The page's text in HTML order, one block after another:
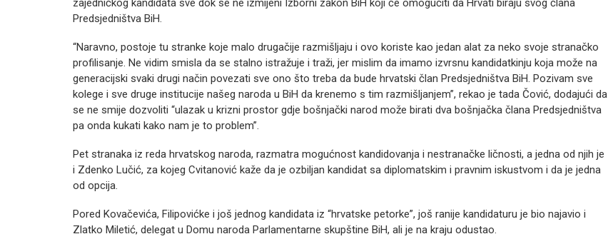
zajedničkog kandidata sve dok se ne izmijeni Izborni zakon BiH koji će omogućiti da Hrvati biraju svog člana
Predsjedništva BiH.
“Naravno, postoje tu stranke koje malo drugačije razmišljaju i ovo koriste kao jedan alat za neko svoje stranačko
profilisanje. Ne vidim smisla da se stalno istražuje i traži, jer mislim da imamo izvrsnu kandidatkinju koja može na
generacijski svaki drugi način povezati sve ono što treba da bude hrvatski član Predsjedništva BiH. Pozivam sve
kolege i sve druge institucije našeg naroda u BiH da krenemo s tim razmišljanjem”, rekao je tada Čović, dodajući da
se ne smije dozvoliti “ulazak u krizni prostor gdje bošnjački narod može birati dva bošnjačka člana Predsjedništva
pa onda kukati kako nam je to problem”.
Pet stranaka iz reda hrvatskog naroda, razmatra mogućnost kandidovanja i nestranačke ličnosti, a jedna od njih je
i Zdenko Lučić, za kojeg Cvitanović kaže da je ozbiljan kandidat sa diplomatskim i pravnim iskustvom i da je jedna
od opcija.
Pored Kovačevića, Filipovićke i još jednog kandidata iz “hrvatske petorke”, još ranije kandidaturu je bio najavio i
Zlatko Miletić, delegat u Domu naroda Parlamentarne skupštine BiH, ali je na kraju odustao.